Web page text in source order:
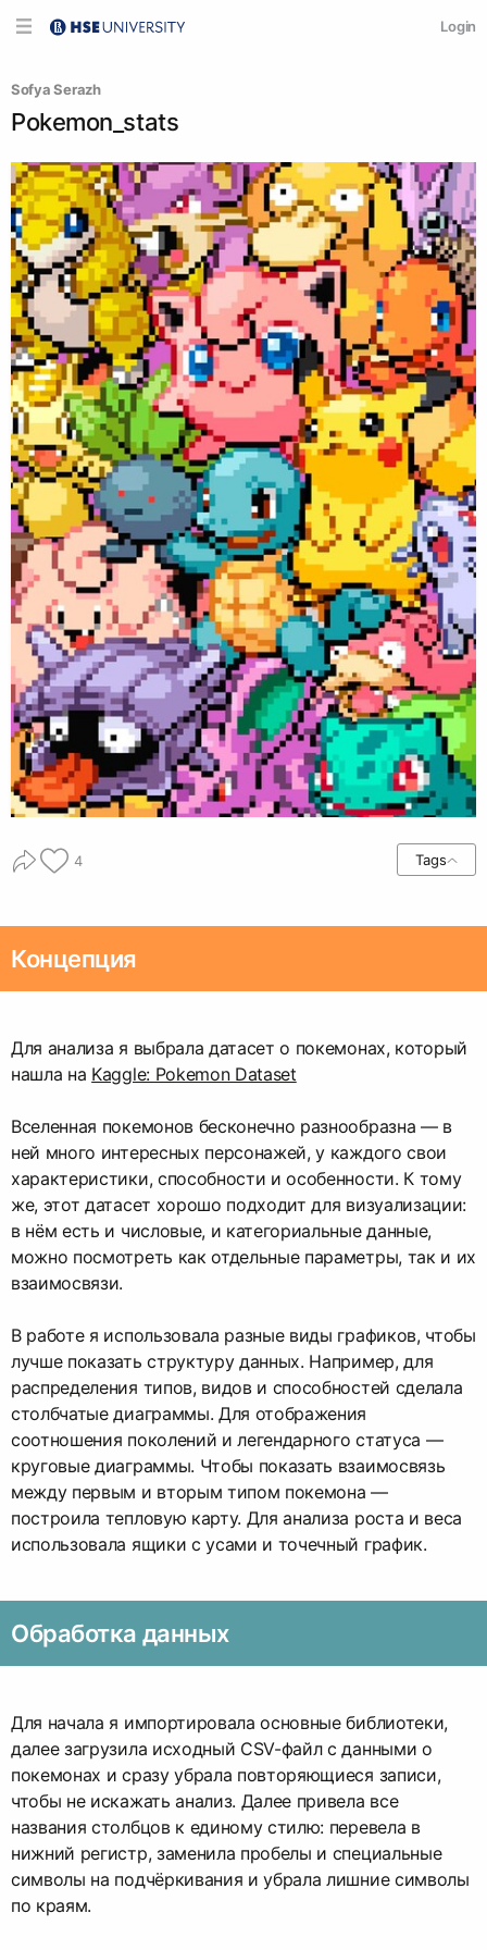
Login
Sofya Serazh
Pokemon_stats
4 Tags
Концепция
Для анализа я выбрала датасет о покемонах, который
нашла на Kaggle: Pokemon Dataset
Вселенная покемонов бесконечно разнообразна — в
ней много интересных персонажей, у каждого свои
характеристики, способности и особенности. К тому
же, этот датасет хорошо подходит для визуализации:
в нём есть и числовые, и категориальные данные,
можно посмотреть как отдельные параметры, так и их
взаимосвязи.
В работе я использовала разные виды графиков, чтобы
лучше показать структуру данных. Например, для
распределения типов, видов и способностей сделала
столбчатые диаграммы. Для отображения
соотношения поколений и легендарного статуса —
круговые диаграммы. Чтобы показать взаимосвязь
между первым и вторым типом покемона —
построила тепловую карту. Для анализа роста и веса
использовала ящики с усами и точечный график.
Обработка данных
Для начала я импортировала основные библиотеки,
далее загрузила исходный CSV-файл с данными о
покемонах и сразу убрала повторяющиеся записи,
чтобы не искажать анализ. Далее привела все
названия столбцов к единому стилю: перевела в
нижний регистр, заменила пробелы и специальные
символы на подчёркивания и убрала лишние символы
по краям.